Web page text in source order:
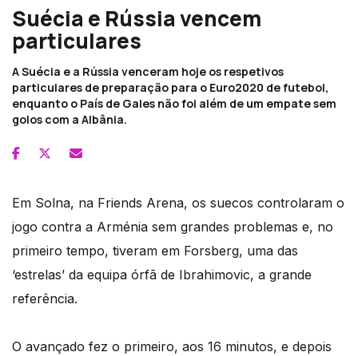
Suécia e Rússia vencem
particulares
A Suécia e a Rússia venceram hoje os respetivos
particulares de preparação para o Euro2020 de futebol,
enquanto o País de Gales não foi além de um empate sem
golos com a Albânia.
Em Solna, na Friends Arena, os suecos controlaram o
jogo contra a Arménia sem grandes problemas e, no
primeiro tempo, tiveram em Forsberg, uma das
‘estrelas’ da equipa órfã de Ibrahimovic, a grande
referência.
O avançado fez o primeiro, aos 16 minutos, e depois